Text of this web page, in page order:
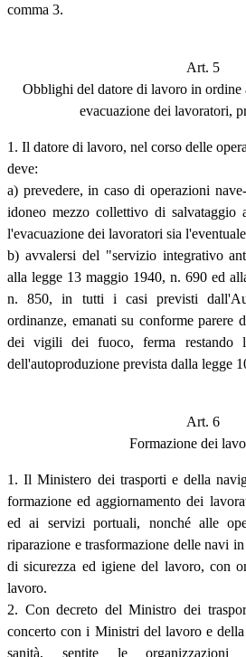
comma 3.
Art. 5
Obblighi del datore di lavoro in ordine
evacuazione dei lavoratori,
1. Il datore di lavoro, nel corso delle
deve:
a) prevedere, in caso di operazioni
idoneo mezzo collettivo di salvataggio
l'evacuazione dei lavoratori sia
b) avvalersi del "servizio integrativo
alla legge 13 maggio 1940, n. 690 ed
n. 850, in tutti i casi previsti
ordinanze, emanati su conforme parere
dei vigili dei fuoco, ferma restando
dell'autoproduzione prevista dalla legge
Art. 6
Formazione dei
1. Il Ministero dei trasporti e della
formazione ed aggiornamento dei
ed ai servizi portuali, nonché alle
riparazione e trasformazione delle navi
di sicurezza ed igiene del lavoro, con
lavoro.
2. Con decreto del Ministro dei
concerto con i Ministri del lavoro e
sanità, sentite le organizzazioni